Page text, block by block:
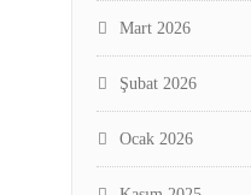
Mart 2026
Şubat 2026
Ocak 2026